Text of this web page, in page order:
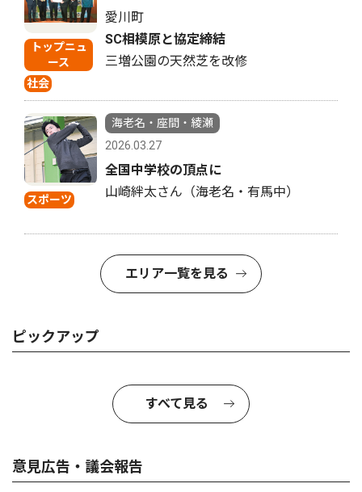
トップニュ
ース
社会
愛川町
SC相模原と協定締結
三増公園の天然芝を改修
スポーツ
海老名・座間・綾瀬
2026.03.27
全国中学校の頂点に
山崎絆太さん（海老名・有馬中）
エリア一覧を見る
ピックアップ
すべて見る
意見広告・議会報告